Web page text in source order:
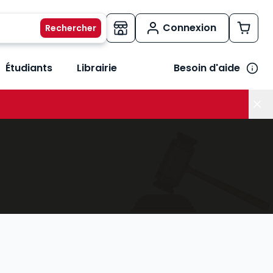
Connexion
métiers
le sous-menu Vos besoins
Étudiants Librairie Besoin d'aide